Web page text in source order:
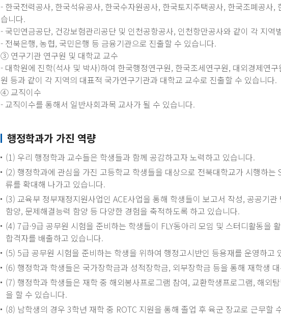
- 한국전력공사, 한국석유공사, 한국수자원공사, 한국토지주택공사, 한국조폐공사
습니다.
- 국민연금공단, 건강보험관리공단 및 인천공항공사, 인천항만공사와 같이 각 지
- 전북은행, 농협, 국민은행 등 금융기관으로 진출할 수 있습니다.
③ 연구기관 연구원 및 대학교 교수
- 대학원에 진학(석사 및 박사)하여 한국행정연구원, 한국조세연구원, 대외경제연
원 등과 같이 각 지역의 대표적 국가연구기관과 대학교 교수로 진출할 수 있습니다.
④ 교직이수
- 교직이수를 통해서 일반사회과목 교사가 될 수 있습니다.
행정학과가 가진 역량
(1) 우리 행정학과 교수들은 학생들과 함께 공감하고자 노력하고 있습니다.
(2) 행정학과에 관심을 가진 고등학교 학생들을 대상으로 전북대학교가 시행하
류를 확대해 나가고 있습니다.
(3) 교육부 정부재정지원사업인 ACE사업을 통해 학생들이 보고서 작성, 공공기
함양, 문제해결능력 함양 등 다양한 경험을 축적하도록 하고 있습니다.
(4) 7급·9급 공무원 시험을 준비하는 학생들이 FLY동아리 모임 및 스터디활동을
합격자를 배출하고 있습니다.
(5) 5급 공무원 시험을 준비하는 학생을 위하여 행정고시반인 등용재를 운영하고
(6) 행정학과 학생들은 국가장학금과 성적장학금, 외부장학금 등을 통해 재학생
(7) 행정학과 학생들은 재학 중 해외봉사프로그램 참여, 교환학생프로그램, 해외
을 할 수 있습니다.
(8) 남학생의 경우 3학년 재학 중 ROTC 지원을 통해 졸업 후 육군 장교로 근무할